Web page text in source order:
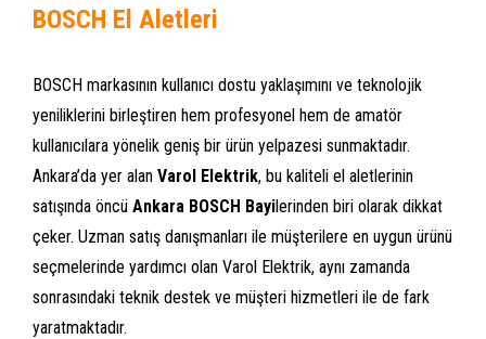
BOSCH El Aletleri
BOSCH markasının kullanıcı dostu yaklaşımını ve teknolojik
yeniliklerini birleştiren hem profesyonel hem de amatör
kullanıcılara yönelik geniş bir ürün yelpazesi sunmaktadır.
Ankara’da yer alan Varol Elektrik, bu kaliteli el aletlerinin
satışında öncü Ankara BOSCH Bayilerinden biri olarak dikkat
çeker. Uzman satış danışmanları ile müşterilere en uygun ürünü
seçmelerinde yardımcı olan Varol Elektrik, aynı zamanda
sonrasındaki teknik destek ve müşteri hizmetleri ile de fark
yaratmaktadır.